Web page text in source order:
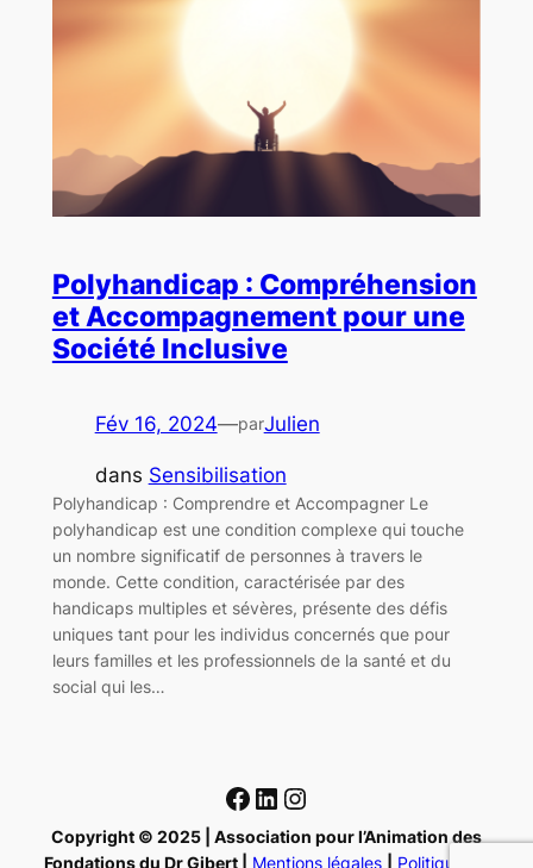
Polyhandicap : Compréhension
et Accompagnement pour une
Société Inclusive
Fév 16, 2024—parJulien
dans Sensibilisation
Polyhandicap : Comprendre et Accompagner Le
polyhandicap est une condition complexe qui touche
un nombre significatif de personnes à travers le
monde. Cette condition, caractérisée par des
handicaps multiples et sévères, présente des défis
uniques tant pour les individus concernés que pour
leurs familles et les professionnels de la santé et du
social qui les…
Facebook
LinkedIn
Instagram
Copyright © 2025 | Association pour l’Animation des
Fondations du Dr Gibert |
Mentions légales Politique de